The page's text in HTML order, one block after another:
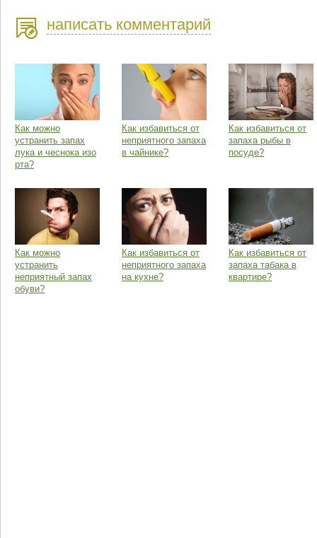
написать комментарий
Как можно
устранить запах
лука и чеснока изо
рта?
Как избавиться от
неприятного запаха
в чайнике?
Как избавиться от
запаха рыбы в
посуде?
Как можно
устранить
неприятный запах
обуви?
Как избавиться от
неприятного запаха
на кухне?
Как избавиться от
запаха табака в
квартире?